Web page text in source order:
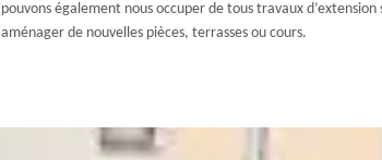
pouvons également nous occuper de tous travaux d’extension
aménager de nouvelles pièces, terrasses ou cours.